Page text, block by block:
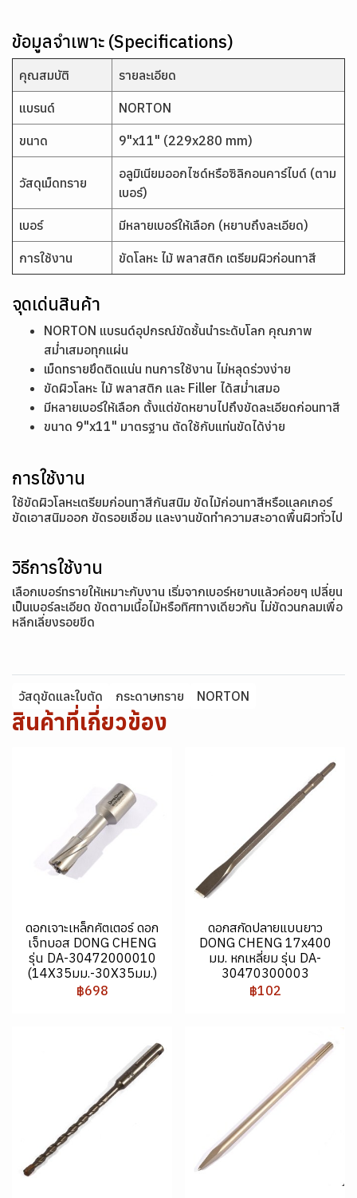
ข้อมูลจำเพาะ (Specifications)
คุณสมบัติ รายละเอียด
แบรนด์ NORTON
ขนาด 9"x11" (229x280 mm)
วัสดุเม็ดทราย
อลูมิเนียมออกไซด์หรือซิลิกอนคาร์ไบด์ (ตาม
เบอร์)
เบอร์ มีหลายเบอร์ให้เลือก (หยาบถึงละเอียด)
การใช้งาน ขัดโลหะ ไม้ พลาสติก เตรียมผิวก่อนทาสี
จุดเด่นสินค้า
NORTON แบรนด์อุปกรณ์ขัดชั้นนำระดับโลก คุณภาพ
สม่ำเสมอทุกแผ่น
เม็ดทรายยึดติดแน่น ทนการใช้งาน ไม่หลุดร่วงง่าย
ขัดผิวโลหะ ไม้ พลาสติก และ Filler ได้สม่ำเสมอ
มีหลายเบอร์ให้เลือก ตั้งแต่ขัดหยาบไปถึงขัดละเอียดก่อนทาสี
ขนาด 9"x11" มาตรฐาน ตัดใช้กับแท่นขัดได้ง่าย
การใช้งาน
ใช้ขัดผิวโลหะเตรียมก่อนทาสีกันสนิม ขัดไม้ก่อนทาสีหรือแลคเกอร์
ขัดเอาสนิมออก ขัดรอยเชื่อม และงานขัดทำความสะอาดพื้นผิวทั่วไป
วิธีการใช้งาน
เลือกเบอร์ทรายให้เหมาะกับงาน เริ่มจากเบอร์หยาบแล้วค่อยๆ เปลี่ยน
เป็นเบอร์ละเอียด ขัดตามเนื้อไม้หรือทิศทางเดียวกัน ไม่ขัดวนกลมเพื่อ
หลีกเลี่ยงรอยขีด
วัสดุขัดและใบตัด กระดาษทราย NORTON
สินค้าที่เกี่ยวข้อง
ดอกเจาะเหล็กคัตเตอร์ ดอก
เจ็ทบอส DONG CHENG
รุ่น DA-30472000010
(14X35มม.-30X35มม.)
฿698
ดอกสกัดปลายแบนยาว
DONG CHENG 17x400
มม. หกเหลี่ยม รุ่น DA-
30470300003
฿102